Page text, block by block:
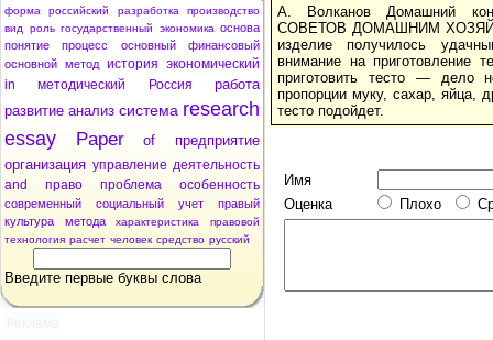
форма российский разработка
производство
вид
роль государственный экономика основа
понятие
процесс основный
финансовый
основной метод история экономический
in
методический Россия
работа
развитие анализ система research
essay
Paper of
предприятие
организация управление деятельность
and
право проблема особенность
современный социальный учет
правый
культура
метода характеристика
правовой
технология расчет человек средство русский
Введите первые буквы слова
А. Волканов Домашний
СОВЕТОВ ДОМАШНИМ
изделие получилось
внимание на приготовление
приготовить тесто — дело
пропорции муку, сахар, яйца,
тесто подойдет.
Имя
Оценка
Плохо